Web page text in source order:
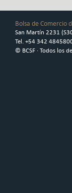
Bolsa de Comercio
San Martín 2231
Tel. +54 342
© BCSF · Todos los